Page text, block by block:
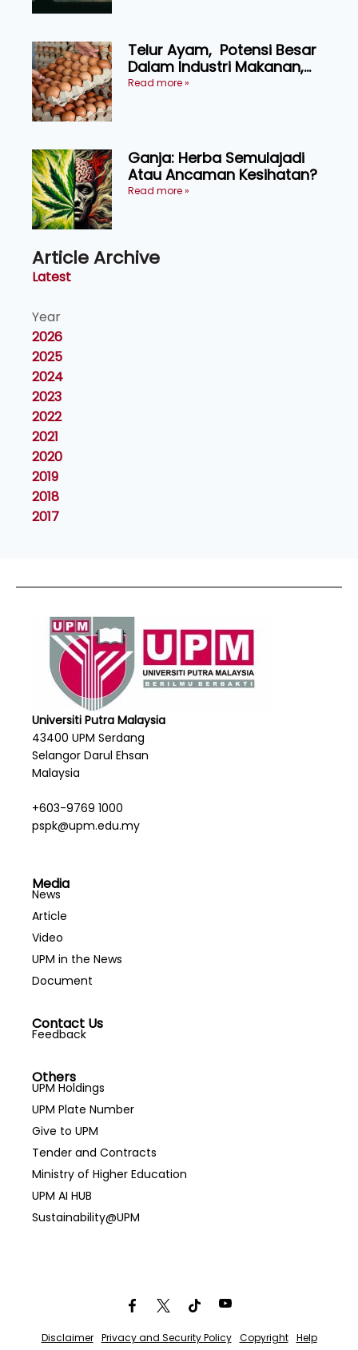
Telur Ayam, Potensi Besar
Dalam Industri Makanan,
Kosmetik dan Penyelidikan
Read more »
Ganja: Herba Semulajadi
Atau Ancaman Kesihatan?
Read more »
Article Archive
Latest
Year
2026
2025
2024
2023
2022
2021
2020
2019
2018
2017
Universiti Putra Malaysia
43400 UPM Serdang
Selangor Darul Ehsan
Malaysia
+603-9769 1000
pspk@upm.edu.my
Media
News
Article
Video
UPM in the News
Document
Contact Us
Feedback
Others
UPM Holdings
UPM Plate Number
Give to UPM
Tender and Contracts
Ministry of Higher Education
UPM AI HUB
Sustainability@UPM
Disclaimer Privacy and Security Policy Copyright Help